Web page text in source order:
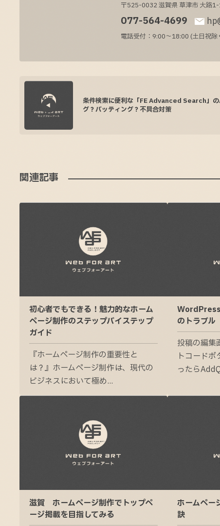
〒525-0032滋賀県 草津市 大路
077-564-4699
電話受付：9:00～18:00 (土日祝除
条件検索に便利な「FE Advanced Search」
グ？バッティング？不具合対策
関連記事
初心者でもできる！魅力的なホーム
ページ制作のステップバイステップ
ガイド
『ホームページ制作の重要性と
は？』ホームページ制作は、現代の
ビジネスにおいて極め...
のトラブル
投稿の編集
トコード
ったら
滋賀 ホームページ制作でトップペ
ージ掲載を目指してみる
ホームペー
訣